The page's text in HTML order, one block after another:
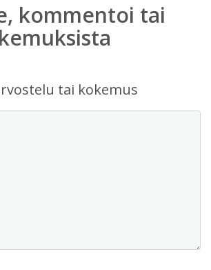
kommentoi tai
tai kokemus